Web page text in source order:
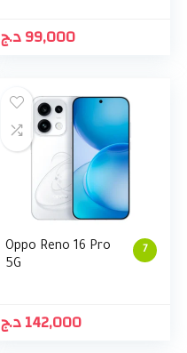
99,000د.ج
7
Oppo Reno 16 Pro
5G
142,000د.ج